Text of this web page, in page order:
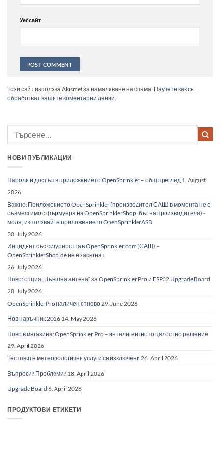
Уебсайт
Този сайт използва Akismet за намаляване на спама. Научете как се
обработват вашите коментарни данни.
НОВИ ПУБЛИКАЦИИ
Пароли и достъп в приложението OpenSprinkler – общ преглед 1. August
2026
Важно: Приложението OpenSprinkler (производител САЩ) в момента не е
съвместимо с фърмуера на OpenSprinklerShop (бъг на производителя) -
моля, използвайте приложението OpenSprinklerASB
30. July 2026
Инцидент със сигурността в OpenSprinkler.com (САЩ) –
OpenSprinklerShop.de не е засегнат
26. July 2026
Ново: опция „Външна антена“ за OpenSprinkler Pro и ESP32 Upgrade Board
20. July 2026
OpenSprinklerPro наличен отново29. June 2026
Нов наръчник 2026 14. May 2026
Ново в магазина: OpenSprinkler Pro – интелигентното цялостно решение
29. April 2026
Тестовите метеорологични услуги са изключени 26. April 2026
Въпроси? Проблеми? 18. April 2026
Upgrade Board 6. April 2026
ПРОДУКТОВИ ЕТИКЕТИ